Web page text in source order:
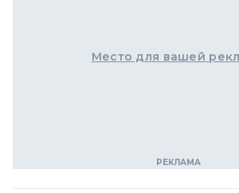
Место для вашей